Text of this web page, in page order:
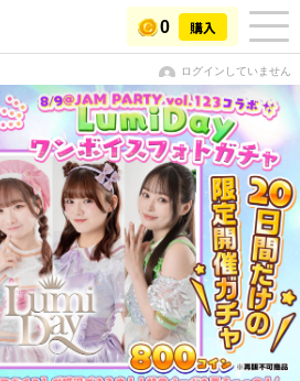
0 購入
ログインしていません